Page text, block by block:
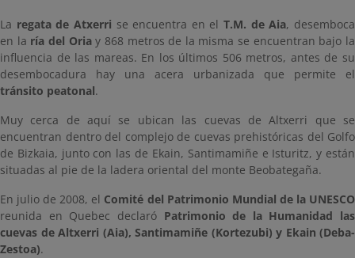
La regata de Atxerri se encuentra en elT.M. de Aia, desemboca
en la ría del Oriay 868 metros de la misma se encuentran bajo la
influencia de las mareas. En los últimos 506 metros, antes de su
desembocadura hay una acera urbanizada que permite el
tránsito peatonal.
Muy cerca de aquí se ubican las cuevas de Altxerri que se
encuentran dentro del complejo de cuevas prehistóricas del Golfo
de Bizkaia, junto con las de Ekain, Santimamiñe e Isturitz, y están
situadas al pie de la ladera oriental del monte Beobategaña.
En julio de 2008, el Comité del Patrimonio Mundial de la UNESCO
reunida en Quebec declaró Patrimonio de la Humanidad las
cuevas de Altxerri (Aia), Santimamiñe (Kortezubi) y Ekain (Deba-
Zestoa).